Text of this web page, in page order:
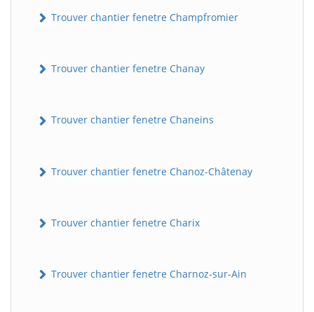
Trouver chantier fenetre Champfromier
Trouver chantier fenetre Chanay
Trouver chantier fenetre Chaneins
Trouver chantier fenetre Chanoz-Châtenay
Trouver chantier fenetre Charix
Trouver chantier fenetre Charnoz-sur-Ain